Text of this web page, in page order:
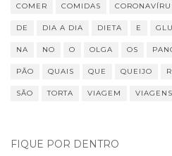
COMER COMIDAS
DE DIA A DIA DIETA E
NA NO O OLGA OS
PÃO QUAIS QUE QUEIJO
SÃO TORTA VIAGEM VIAGENS
FIQUE POR DENTRO